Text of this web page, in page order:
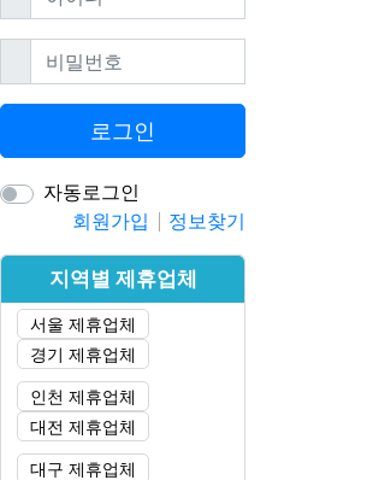
비밀번호필수
로그인
자동로그인
회원가입
정보찾기
지역별 제휴업체
서울 제휴업체
경기 제휴업체
인천 제휴업체
대전 제휴업체
대구 제휴업체